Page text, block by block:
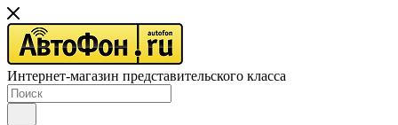
Интернет-магазин представительского класса